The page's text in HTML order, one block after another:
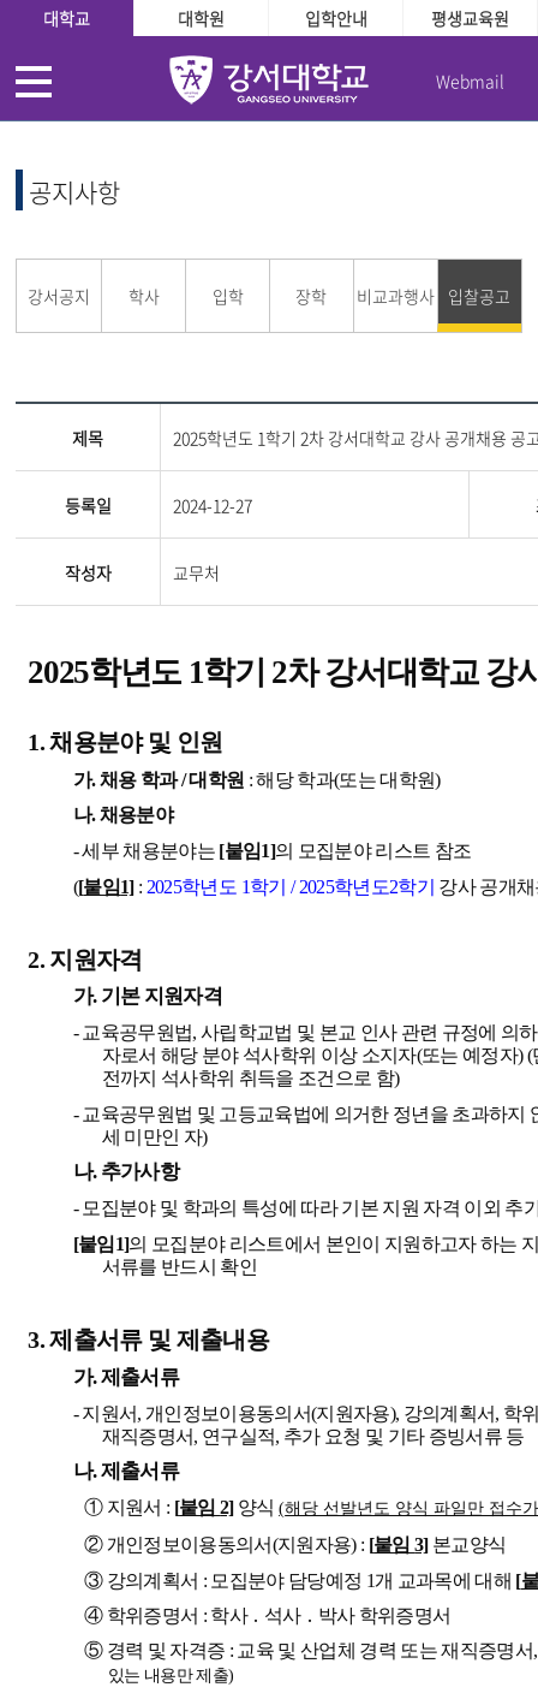
대학교 대학원 입학안내 평생교육원
Webmail
공지사항
강서공지 학사 입학 장학 비교과행사 입찰공고
제목 2025학년도 1학기 2차 강서대학교 강사 공개채용 공
등록일 2024-12-27
작성자 교무처
2025학년도 1학기 2차 강서대학교 강
1.채용분야 및 인원
가.채용 학과/대학원 :해당 학과(또는 대학원)
나.채용분야
-세부 채용분야는 [붙임1]의 모집분야 리스트 참조
([붙임1] : 2025학년도 1학기 / 2025학년도2학기 강사 공개
2. 지원자격
가. 기본 지원자격
- 교육공무원법,사립학교법 및 본교 인사 관련 규정에 의
자로서 해당 분야 석사학위 이상 소지자(또는 예정자) (
전까지 석사학위 취득을 조건으로 함)
- 교육공무원법 및 고등교육법에 의거한 정년을 초과하지
세 미만인 자)
나. 추가사항
- 모집분야 및 학과의 특성에 따라 기본 지원 자격 이외 추
[붙임1]의 모집분야 리스트에서 본인이 지원하고자 하는
서류를 반드시 확인
3.제출서류 및 제출내용
가.제출서류
-지원서, 개인정보이용동의서(지원자용), 강의계획서, 학
재직증명서, 연구실적, 추가 요청 및 기타 증빙서류 등
나.제출서류
① 지원서 : [붙임2] 양식(해당 선발년도 양식 파일만 접수
② 개인정보이용동의서(지원자용) : [붙임3] 본교양식
③ 강의계획서 : 모집분야 담당예정 1개 교과목에 대해 [
④ 학위증명서 : 학사 ․ 석사 ․ 박사 학위증명서
⑤ 경력 및 자격증 : 교육 및 산업체 경력 또는 재직증명서
있는 내용만 제출)